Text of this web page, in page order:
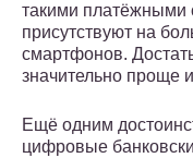
такими платёжными
присутствуют на
смартфонов.
значительно проще
Ещё одним
цифровые